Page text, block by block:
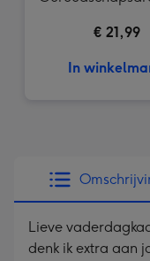
€ 21,99
In
Lieve
denk ik extra aan